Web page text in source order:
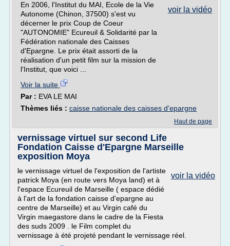
voir la vidéo
En 2006, l'Institut du MAI, Ecole de la Vie
Autonome (Chinon, 37500) s'est vu
décerner le prix Coup de Coeur
"AUTONOMIE" Ecureuil & Solidarité par la
Fédération nationale des Caisses
d'Epargne. Le prix était assorti de la
réalisation d'un petit film sur la mission de
l'Institut, que voici ...
Voir la suite
Par : EVA LE MAI
Thèmes liés : caisse nationale des caisses d'epargne
Haut de page
vernissage virtuel sur second Life
Fondation Caisse d'Epargne Marseille
exposition Moya
voir la vidéo
le vernissage virtuel de l'exposition de l'artiste
patrick Moya (en route vers Moya land) et à
l'espace Ecureuil de Marseille ( espace dédié
à l'art de la fondation caisse d'epargne au
centre de Marseille) et au Virgin café du
Virgin maegastore dans le cadre de la Fiesta
des suds 2009 . le Film complet du
vernissage à été projeté pendant le vernissage réel.